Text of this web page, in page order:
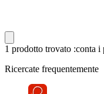
1 prodotto trovato :conta i
Ricercate frequentemente